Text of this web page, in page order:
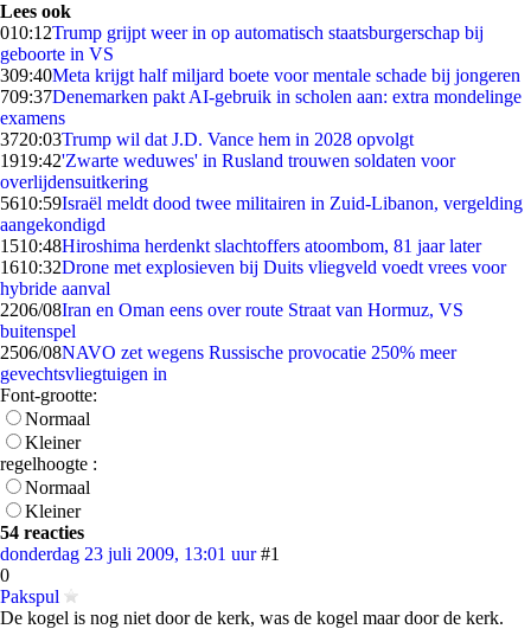
Lees ook
010:12Trump grijpt weer in op automatisch staatsburgerschap bij
geboorte in VS
309:40Meta krijgt half miljard boete voor mentale schade bij jongeren
709:37Denemarken pakt AI-gebruik in scholen aan: extra mondelinge
examens
3720:03Trump wil dat J.D. Vance hem in 2028 opvolgt
1919:42'Zwarte weduwes' in Rusland trouwen soldaten voor
overlijdensuitkering
5610:59Israël meldt dood twee militairen in Zuid-Libanon, vergelding
aangekondigd
1510:48Hiroshima herdenkt slachtoffers atoombom, 81 jaar later
1610:32Drone met explosieven bij Duits vliegveld voedt vrees voor
hybride aanval
2206/08Iran en Oman eens over route Straat van Hormuz, VS
buitenspel
2506/08NAVO zet wegens Russische provocatie 250% meer
gevechtsvliegtuigen in
Font-grootte:
Normaal
Kleiner
regelhoogte :
Normaal
Kleiner
54 reacties
donderdag 23 juli 2009, 13:01 uur #1
0
Pakspul
De kogel is nog niet door de kerk, was de kogel maar door de kerk.